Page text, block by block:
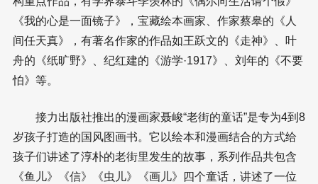
《我的心是一面镜子》，宝藏绘本画家、作家蔡皋的《人
间任天真》，有著名作家的作品如王跃文的《走神》、叶
舟的《纸旷野》、纪红建的《游学·1917》、刘年的《不要
怕》等。
接力出版社推出的漫画家聂峻“老街的童话”是专为4到8
岁孩子打造的国风图画书。它以绘本和漫画结合的方式给
孩子们讲述了淳朴的老街里发生的故事，系列作品共包含
《鱼儿》《信》《虫儿》《画儿》四个童话，讲述了一位